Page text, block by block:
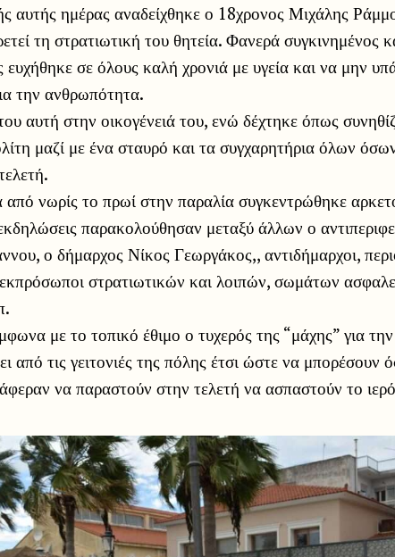
αυτής ημέρας αναδείχθηκε ο 18χρονος Μιχάλης
τη στρατιωτική του θητεία. Φανερά συγκινημένος
σε όλους καλή χρονιά με υγεία και να μην
την ανθρωπότητα.
αυτή στην οικογένειά του, ενώ δέχτηκε όπως
μαζί με ένα σταυρό και τα συγχαρητήρια όλων
νωρίς το πρωί στην παραλία συγκεντρώθηκε
παρακολούθησαν μεταξύ άλλων ο
ο δήμαρχος Νίκος Γεωργάκος,, αντιδήμαρχοι,
στρατιωτικών και λοιπών, σωμάτων
με το τοπικό έθιμο ο τυχερός της “μάχης” για
από τις γειτονιές της πόλης έτσι ώστε να μπορέσουν
να παραστούν στην τελετή να ασπαστούν το